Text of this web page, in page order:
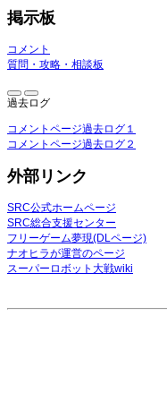
掲示板
コメント
質問・攻略・相談板
過去ログ
コメントページ過去ログ１
コメントページ過去ログ２
外部リンク
SRC公式ホームページ
SRC総合支援センター
フリーゲーム夢現(DLページ)
ナオヒラが運営のページ
スーパーロボット大戦wiki